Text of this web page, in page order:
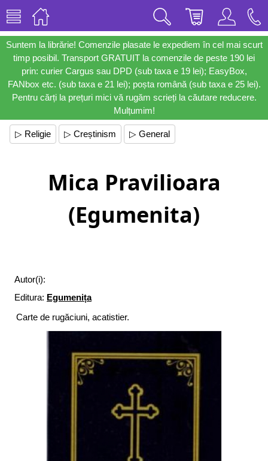
Suntem la librărie! Comenzile plasate le expediem în cel mai scurt
timp posibil. Transport GRATUIT la comenzile de peste 190 lei
prin: curier Cargus sau DPD (sub taxa e 19 lei); EasyBox,
FANbox etc. (sub taxa e 21 lei); poșta română (sub taxa e 25 lei).
Pentru cărți la prețuri mici vă rugăm scrieți la căutare reducere.
Mulțumim!
▷ Religie ▷ Creștinism ▷ General
Mica Pravilioara
(Egumenita)
Autor(i):
Editura: Egumenița
Carte de rugăciuni, acatistier.